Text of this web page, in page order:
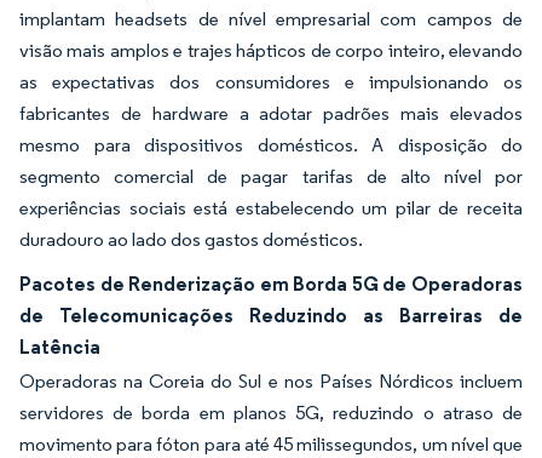
implantam headsets de nível empresarial com campos de
visão mais amplos e trajes hápticos de corpo inteiro, elevando
as expectativas dos consumidores e impulsionando os
fabricantes de hardware a adotar padrões mais elevados
mesmo para dispositivos domésticos. A disposição do
segmento comercial de pagar tarifas de alto nível por
experiências sociais está estabelecendo um pilar de receita
duradouro ao lado dos gastos domésticos.
Pacotes de Renderização em Borda 5G de Operadoras
de Telecomunicações Reduzindo as Barreiras de
Latência
Operadoras na Coreia do Sul e nos Países Nórdicos incluem
servidores de borda em planos 5G, reduzindo o atraso de
movimento para fóton para até 45 milissegundos, um nível que